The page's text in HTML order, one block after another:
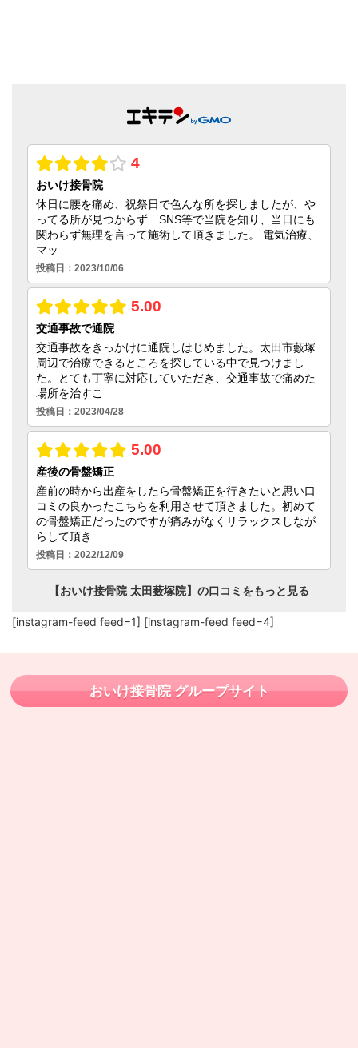
[instagram-feed feed=1] [instagram-feed feed=4]
おいけ接骨院 グループサイト